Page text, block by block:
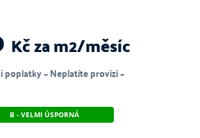
Kč za m2/měsíc
poplatky ~ Neplatíte provizi ~
B - VELMI ÚSPORNÁ